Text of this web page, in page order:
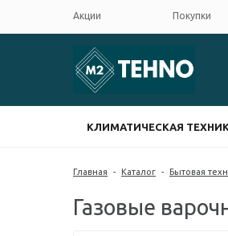
Акции Покупки
КЛИМАТИЧЕСКАЯ
Главная - Каталог - Бытовая
Газовые